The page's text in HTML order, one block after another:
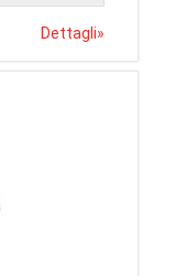
Dettagli»